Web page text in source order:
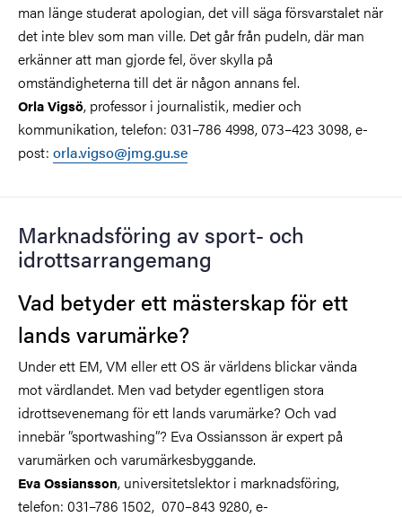
man länge studerat apologian, det vill säga försvarstalet när
det inte blev som man ville. Det går från pudeln, där man
erkänner att man gjorde fel, över skylla på
omständigheterna till det är någon annans fel.
Orla Vigsö, professor i journalistik, medier och
kommunikation, telefon: 031–786 4998, 073–423 3098, e-
post: orla.vigso@jmg.gu.se
Marknadsföring av sport- och
idrottsarrangemang
Vad betyder ett mästerskap för ett
lands varumärke?
Under ett EM, VM eller ett OS är världens blickar vända
mot värdlandet. Men vad betyder egentligen stora
idrottsevenemang för ett lands varumärke? Och vad
innebär ”sportwashing”? Eva Ossiansson är expert på
varumärken och varumärkesbyggande.
Eva Ossiansson, universitetslektor i marknadsföring,
telefon: 031–786 1502, 070–843 9280, e-